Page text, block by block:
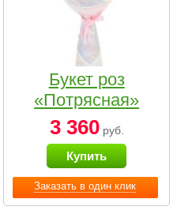
Заказать в один клик
Букет роз
«Потрясная»
3 360руб.
Купить